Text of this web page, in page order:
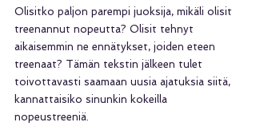
Olisitko paljon parempi juoksija, mikäli olisit
treenannut nopeutta? Olisit tehnyt
aikaisemmin ne ennätykset, joiden eteen
treenaat? Tämän tekstin jälkeen tulet
toivottavasti saamaan uusia ajatuksia siitä,
kannattaisiko sinunkin kokeilla
nopeustreeniä.